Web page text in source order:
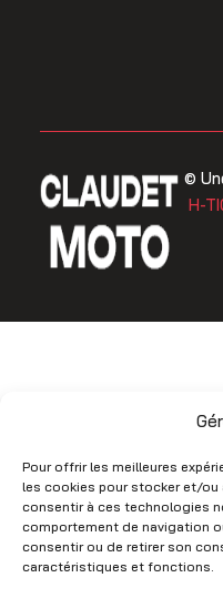
Pour offrir les meilleures
les cookies pour stocker et/ou
consentir à ces technologies
comportement de navigation
consentir ou de retirer son
caractéristiques et fonctions.
©
H-